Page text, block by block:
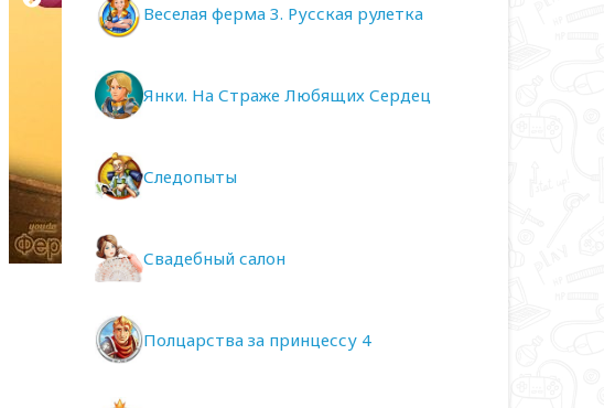
Веселая ферма 3. Русская рулетка
Янки. На Страже Любящих Сердец
Следопыты
Свадебный салон
Полцарства за принцессу 4